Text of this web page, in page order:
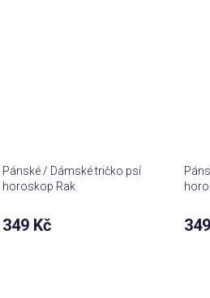
Pánské / Dámské tričko psí
horoskop Rak
349 Kč